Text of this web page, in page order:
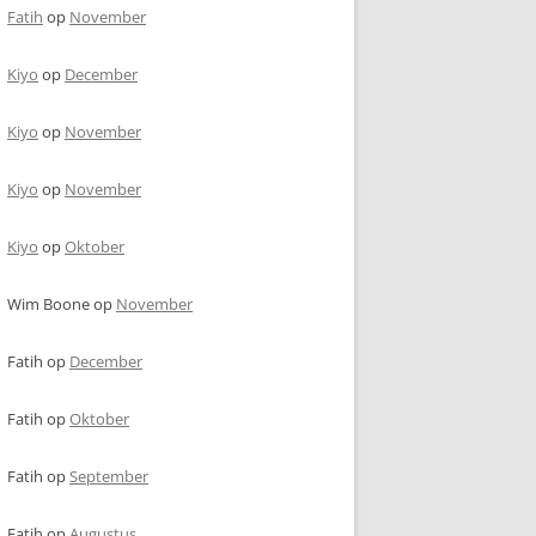
Fatih op November
Kiyo op December
Kiyo op November
Kiyo op November
Kiyo opOktober
Wim Booneop November
Fatih op December
Fatih opOktober
Fatih opSeptember